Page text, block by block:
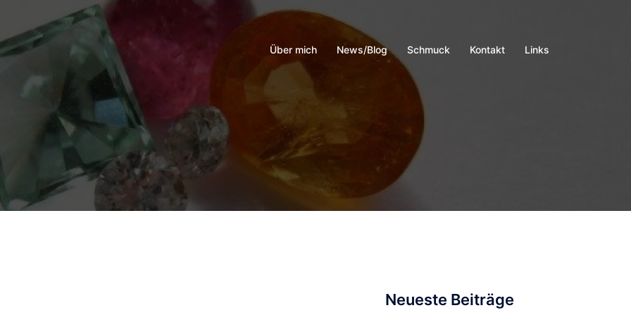
Über mich News/Blog Schmuck Kontakt Links
Neueste Beiträge